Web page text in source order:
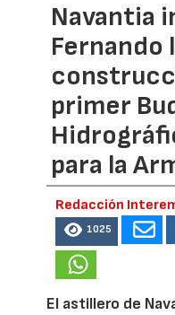
Navantia
Fernando
primer
para la
Redacción
1025
El astillero de